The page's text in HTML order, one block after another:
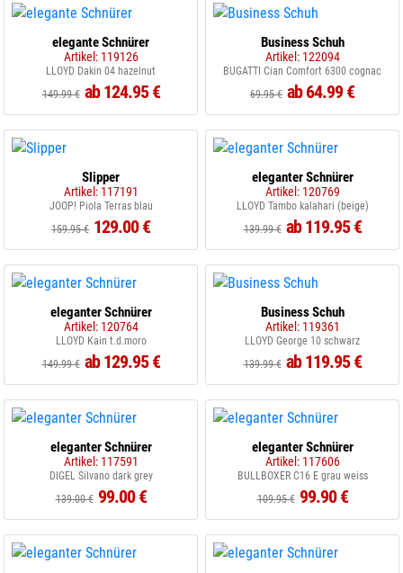
elegante Schnürer
Artikel: 119126
LLOYD Dakin 04 hazelnut
149.99 € ab 124.95 €
Business Schuh
Artikel: 122094
BUGATTI Cian Comfort 6300 cognac
69.95 € ab 64.99 €
Slipper
Artikel: 117191
JOOP! Piola Terras blau
159.95 € 129.00 €
eleganter Schnürer
Artikel: 120769
LLOYD Tambo kalahari (beige)
139.99 € ab 119.95 €
eleganter Schnürer
Artikel: 120764
LLOYD Kain t.d.moro
149.99 € ab 129.95 €
Business Schuh
Artikel: 119361
LLOYD George 10 schwarz
139.99 € ab 119.95 €
eleganter Schnürer
Artikel: 117591
DIGEL Silvano dark grey
139.00 € 99.00 €
eleganter Schnürer
Artikel: 117606
BULLBOXER C16 E grau weiss
109.95 € 99.90 €